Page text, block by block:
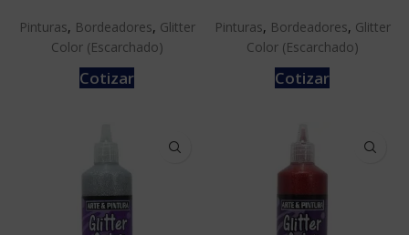
Pinturas, Bordeadores, Glitter
Color (Escarchado)
Cotizar
Pinturas, Bordeadores, Glitter
Color (Escarchado)
Cotizar